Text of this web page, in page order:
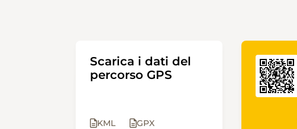
Scarica i dati del
percorso GPS
KML GPX